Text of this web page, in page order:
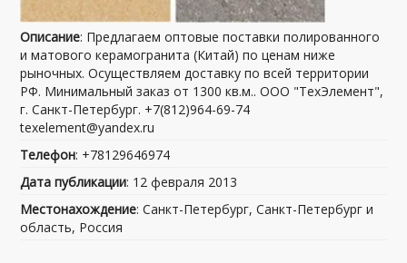
Описание: Предлагаем оптовые поставки полированного
и матового керамогранита (Китай) по ценам ниже
рыночных. Осуществляем доставку по всей территории
РФ. Минимальный заказ от 1300 кв.м.. ООО "ТехЭлемент",
г. Санкт-Петербург. +7(812)964-69-74
texelement@yandex.ru
Телефон: +78129646974
Дата публикации: 12 февраля 2013
Местонахождение: Санкт-Петербург, Санкт-Петербург и
область, Россия